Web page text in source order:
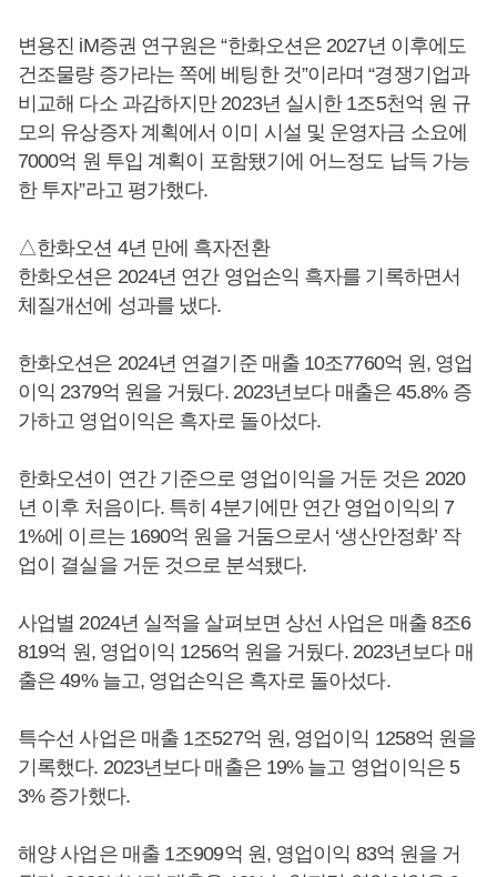
변용진 iM증권 연구원은 “한화오션은 2027년 이후에도
건조물량 증가라는 쪽에 베팅한 것”이라며 “경쟁기업과
비교해 다소 과감하지만 2023년 실시한 1조5천억 원 규
모의 유상증자 계획에서 이미 시설 및 운영자금 소요에
7000억 원 투입 계획이 포함됐기에 어느정도 납득 가능
한 투자”라고 평가했다.
△한화오션 4년 만에 흑자전환
한화오션은 2024년 연간 영업손익 흑자를 기록하면서
체질개선에 성과를 냈다.
한화오션은 2024년 연결기준 매출 10조7760억 원, 영업
이익 2379억 원을 거뒀다. 2023년보다 매출은 45.8% 증
가하고 영업이익은 흑자로 돌아섰다.
한화오션이 연간 기준으로 영업이익을 거둔 것은 2020
년 이후 처음이다. 특히 4분기에만 연간 영업이익의 7
1%에 이르는 1690억 원을 거둠으로서 ‘생산안정화’ 작
업이 결실을 거둔 것으로 분석됐다.
사업별 2024년 실적을 살펴보면 상선 사업은 매출 8조6
819억 원, 영업이익 1256억 원을 거뒀다. 2023년보다 매
출은 49% 늘고, 영업손익은 흑자로 돌아섰다.
특수선 사업은 매출 1조527억 원, 영업이익 1258억 원을
기록했다. 2023년보다 매출은 19% 늘고 영업이익은 5
3% 증가했다.
해양 사업은 매출 1조909억 원, 영업이익 83억 원을 거